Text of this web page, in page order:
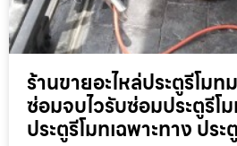
ร้านขายอะไหล่ประตูรีโม
ซ่อมจบไวรับซ่อมประตูรีโ
ประตูรีโมทเฉพาะทาง ปร